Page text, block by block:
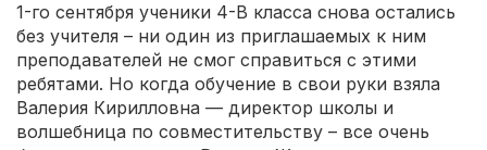
1-го сентября ученики 4-В класса снова остались
без учителя – ни один из приглашаемых к ним
преподавателей не смог справиться с этими
ребятами. Но когда обучение в свои руки взяла
Валерия Кирилловна — директор школы и
волшебница по совместительству – все очень